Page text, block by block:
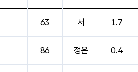
63 서 1.7
86 정온 0.4